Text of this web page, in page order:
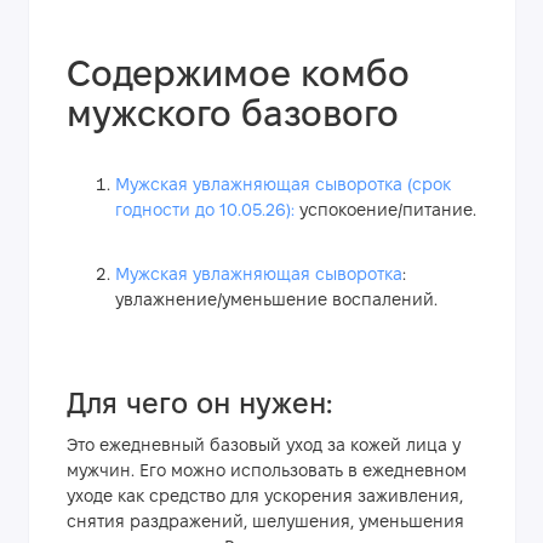
Содержимое комбо
мужского базового
Мужская увлажняющая сыворотка (срок
годности до 10.05.26): успокоение/питание.
Мужская увлажняющая сыворотка:
увлажнение/уменьшение воспалений.
Для чего он нужен:
Это ежедневный базовый уход за кожей лица у
мужчин. Его можно использовать в ежедневном
уходе как средство для ускорения заживления,
снятия раздражений, шелушения, уменьшения